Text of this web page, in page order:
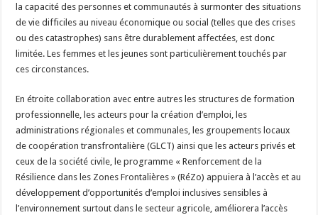
la capacité des personnes et communautés à surmonter des situations
de vie difficiles au niveau économique ou social (telles que des crises
ou des catastrophes) sans être durablement affectées, est donc
limitée. Les femmes et les jeunes sont particulièrement touchés par
ces circonstances.
En étroite collaboration avec entre autres les structures de formation
professionnelle, les acteurs pour la création d’emploi, les
administrations régionales et communales, les groupements locaux
de coopération transfrontalière (GLCT) ainsi que les acteurs privés et
ceux de la société civile, le programme « Renforcement de la
Résilience dans les Zones Frontalières » (RéZo) appuiera à l’accès et au
développement d’opportunités d’emploi inclusives sensibles à
l’environnement surtout dans le secteur agricole, améliorera l’accès